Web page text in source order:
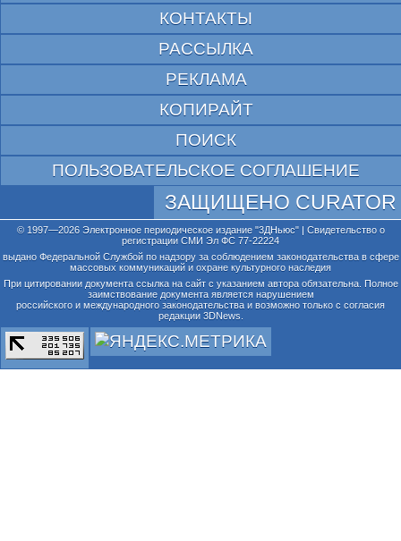
КОНТАКТЫ
РАССЫЛКА
РЕКЛАМА
КОПИРАЙТ
ПОИСК
ПОЛЬЗОВАТЕЛЬСКОЕ СОГЛАШЕНИЕ
ЗАЩИЩЕНО CURATOR
© 1997—2026 Электронное периодическое издание "3ДНьюс" | Свидетельство о
регистрации СМИ Эл ФС 77-22224
выдано Федеральной Службой по надзору за соблюдением законодательства в сфере
массовых коммуникаций и охране культурного наследия
При цитировании документа ссылка на сайт с указанием автора обязательна. Полное
заимствование документа является нарушением
российского и международного законодательства и возможно только с согласия
редакции 3DNews.